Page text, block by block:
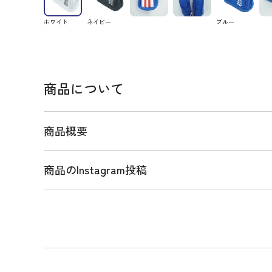
ホワイト ネイビー ブルー
商品について
商品概要
商品説明
商品のInstagram投稿